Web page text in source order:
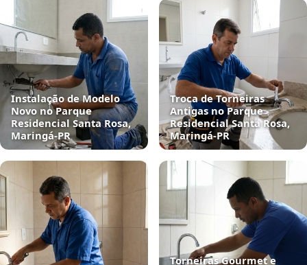
Instalação de Modelo
Novo no Parque
Residencial Santa Rosa,
Maringá‑PR
Troca de Torneiras
Antigas no Parque
Residencial Santa Rosa,
Maringá‑PR
Torneiras Gourmet e